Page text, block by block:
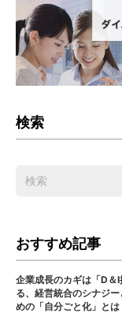
検索
おすすめ記事
企業成長のカギは「D＆
る、経営統合のシナジ
めの「自分ごと化」とは